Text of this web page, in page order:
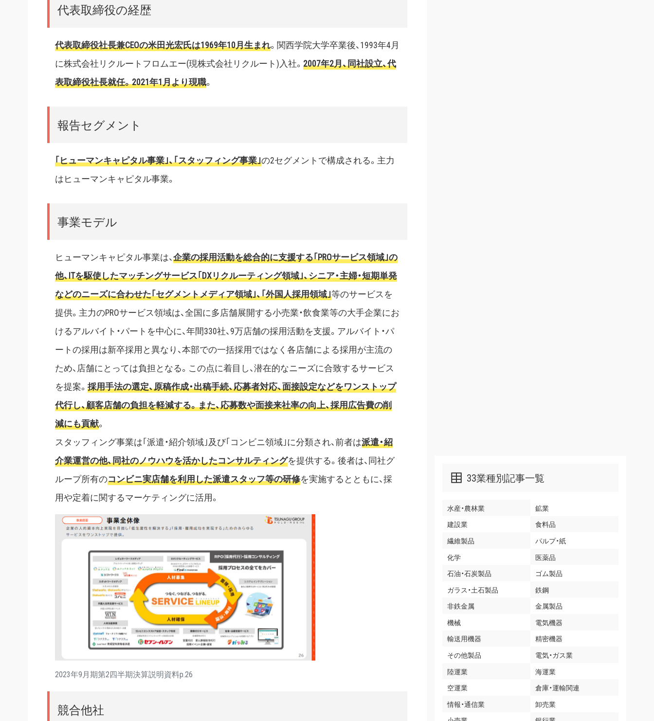
代表取締役の経歴
代表取締役社長兼CEOの米田光宏氏は1969年10月生まれ。関西学院大学卒業後、1993年4月
に株式会社リクルートフロムエー(現株式会社リクルート)入社。 2007年2月、同社設立、代
表取締役社長就任。2021年1月より現職。
報告セグメント
｢ヒューマンキャピタル事業｣、｢スタッフィング事業｣の2セグメントで構成される。主力
はヒューマンキャピタル事業。
事業モデル
ヒューマンキャピタル事業は、企業の採用活動を総合的に支援する｢PROサービス領域｣の
他、ITを駆使したマッチングサービス｢DXリクルーティング領域｣、シニア・主婦・短期単発
などのニーズに合わせた｢セグメントメディア領域｣、｢外国人採用領域｣等のサービスを
提供。主力のPROサービス領域は、全国に多店舗展開する小売業・飲食業等の大手企業にお
けるアルバイト・パートを中心に、年間330社、9万店舗の採用活動を支援。アルバイト・パ
ートの採用は新卒採用と異なり、本部での一括採用ではなく各店舗による採用が主流の
ため、店舗にとっては負担となる。この点に着目し、潜在的なニーズに合致するサービス
を提案。 採用手法の選定、原稿作成・出稿手続、応募者対応、面接設定などをワンストップ
代行し、顧客店舗の負担を軽減する。また、応募数や面接来社率の向上、採用広告費の削
減にも貢献。
スタッフィング事業は｢派遣・紹介領域｣及び｢コンビニ領域｣に分類され、前者は派遣・紹
介業運営の他、同社のノウハウを活かしたコンサルティングを提供する。後者は、同社グ
ループ所有のコンビニ実店舗を利用した派遣スタッフ等の研修を実施するとともに、採
用や定着に関するマーケティングに活用。
2023年9月期第2四半期決算説明資料p.26
競合他社
33業種別記事一覧
水産・農林業
鉱業
建設業
食料品
繊維製品
パルプ・紙
化学
医薬品
石油・石炭製品
ゴム製品
ガラス・土石製品
鉄鋼
非鉄金属
金属製品
機械
電気機器
輸送用機器
精密機器
その他製品
電気・ガス業
陸運業
海運業
空運業
倉庫・運輸関連
情報・通信業
卸売業